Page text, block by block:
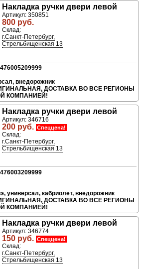
Накладка ручки двери левой
Артикул: 350851
800 руб.
Склад:
г.Санкт-Петербург,
Стрельбищенская 13
внедорожник
ДОСТАВКА ВО ВСЕ РЕГИОНЫ
КОМПАНИЕЙ!
Накладка ручки двери левой
Артикул: 346716
200 руб. Спеццена!
Склад:
г.Санкт-Петербург,
Стрельбищенская 13
универсал, кабриолет, внедорожник
ДОСТАВКА ВО ВСЕ РЕГИОНЫ
КОМПАНИЕЙ!
Накладка ручки двери левой
Артикул: 346774
150 руб. Спеццена!
Склад:
г.Санкт-Петербург,
Стрельбищенская 13